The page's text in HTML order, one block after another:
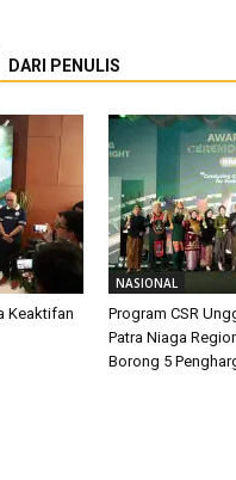
DARI PENULIS
Keaktifan
NASIONAL
Program CSR
Patra Niaga
Borong 5